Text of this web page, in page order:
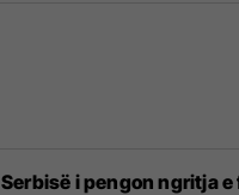
Serbisë i pengon ngritja